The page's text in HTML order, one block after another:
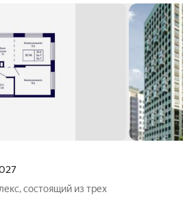
состоящий из трех